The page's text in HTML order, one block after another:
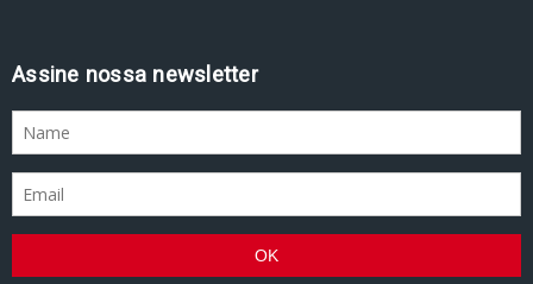
Assine nossa newsletter